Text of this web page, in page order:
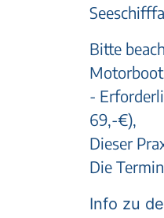
Bitte
-
69,-€),
Dieser
Die
Info zu